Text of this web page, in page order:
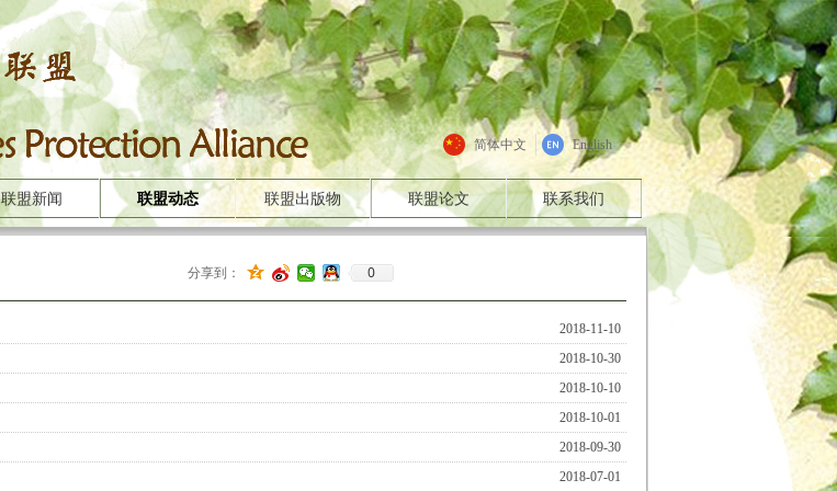
简体中文 English
联盟新闻 联盟动态 联盟出版物 联盟论文 联系我们
分享到： 0
2018-11-10
2018-10-30
2018-10-10
2018-10-01
2018-09-30
2018-07-01